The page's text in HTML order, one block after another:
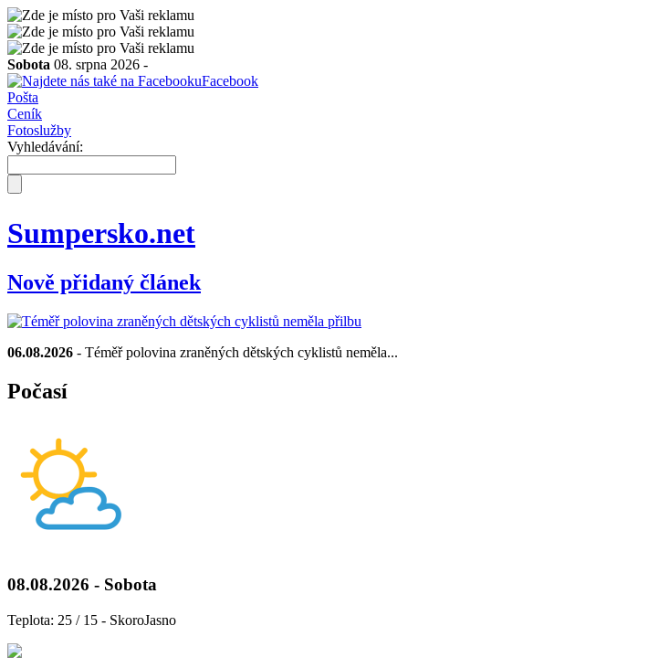
Sobota 08. srpna 2026 -
Facebook
Pošta
Ceník
Fotoslužby
Vyhledávání:
Sumpersko.net
Nově přidaný článek
06.08.2026 - Téměř polovina zraněných dětských cyklistů neměla...
Počasí
08.08.2026 - Sobota
Teplota: 25 / 15 - SkoroJasno